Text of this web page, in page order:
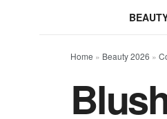
Home » Beauty 2026 »